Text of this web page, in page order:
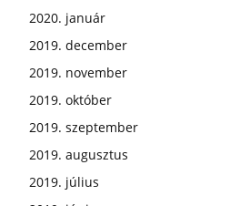
2020. január
2019. december
2019. november
2019. október
2019. szeptember
2019. augusztus
2019. július